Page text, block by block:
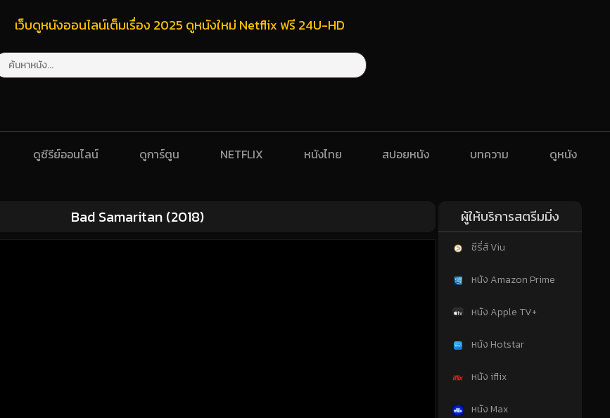
เว็บดูหนังออนไลน์เต็มเรื่อง 2025 ดูหนังใหม่ Netflix ฟรี 24U-HD
ดูซีรีย์ออนไลน์ ดูการ์ตูน NETFLIX หนังไทย สปอยหนัง บทความ ดูหนัง
Bad Samaritan (2018) ผู้ให้บริการสตรีมมิ่ง
ซีรี่ส์ Viu
หนัง Amazon Prime
หนัง Apple TV+
หนัง Hotstar
หนัง iflix
หนัง Max